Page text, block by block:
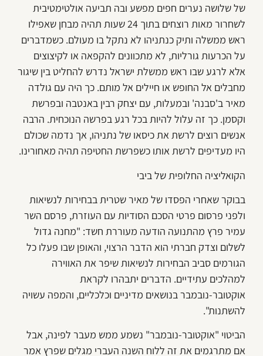
של שלושה נערים חפים מפשע ובה תביעה אולטימטיבית
לשחרור מאות רוצחים בתוך 24 שעות תהיה מבחן שאפילו
ראש ממשלה ותיק כנתניהו לא נתקל בו מעולם. כשמדברים
על הכרעות גורליות, לא מתכוונים להקפאה או לקיצוצים
אלא לרגע שבו ראש ממשלת ישראל נדרש להחליט בין שיגור
מחבלים אל החופש או חיילים אל מותם. כך היה עם גולדה
מאיר ב'סבנה' ובמעלות, עם יצחק רבין באנטבה ובפרשת
וקסמן. כך זה עלול להיות בכל רגע בפרשה הנוכחית. הרבה
אנשים רוצים לרשת את כיסאו של נתניהו, אך נדמה שכולם
היו מעדיפים לרשת אותו כשפרשת החטיפה תהיה מאחורינו.
הקואליציה החלופית של ביבי
בבוקר שאחרי הפסדו של מאיר שטרית בבחירות לנשיאות
ולפני פרסום פרטי הסכם הסודיות עם העוזרת, פרסם השר
עמיר פרץ מהתנועה הודעה מעוררת חשד: "מחנה גדול
לשלום וצדק חברתי הוא הדבר הרצוי, והאופן שבו פעלו כל
הגורמים סביב הבחירות לנשיאות שיפר את האווירה
למהלכים עתידיים. הדברים יתבהרו לקראת
אוקטובר-נובמבר בנושאים מדיניים וכלכליים, והמפה עשויה
להשתנות".
הביטוי "אוקטובר-נובמבר" נשמע ממש מעבר לפינה, אבל
אם מתרגמים את זה ללוח השנה העברי מגלים שפרץ אמר